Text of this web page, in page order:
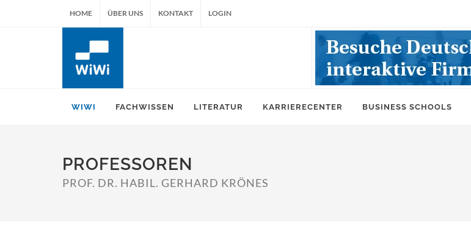
HOME ÜBER UNS KONTAKT LOGIN
WIWI FACHWISSEN LITERATUR KARRIERECENTER BUSINESS SCHOOLS
PROFESSOREN
PROF. DR. HABIL. GERHARD KRÖNES